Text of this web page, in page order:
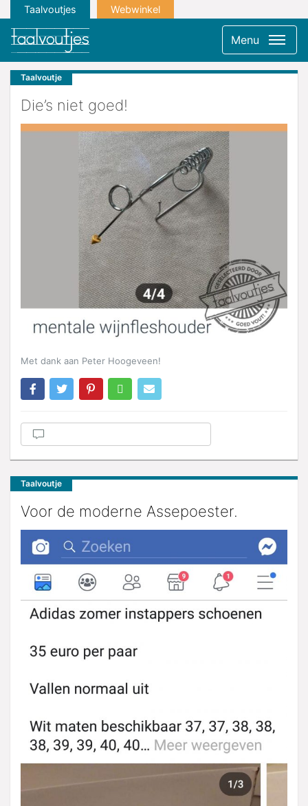
Taalvoutjes Webwinkel
Menu
Taalvoutje
Die’s niet goed!
Met dank aan Peter Hoogeveen!
Taalvoutje
Voor de moderne Assepoester.